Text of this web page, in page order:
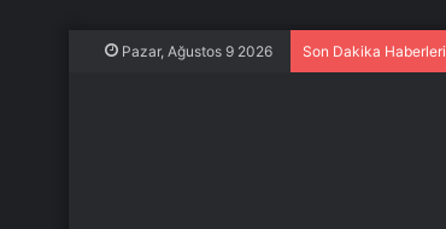
Pazar, Ağustos 9 2026 Son Dakika Haberleri